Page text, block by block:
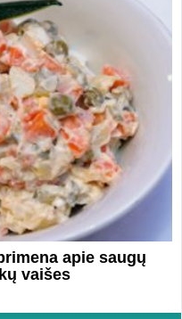
apie saugų
vaišes